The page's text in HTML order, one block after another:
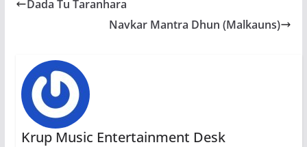
Dada Tu Taranhara
Navkar Mantra Dhun (Malkauns)
Krup Music Entertainment Desk